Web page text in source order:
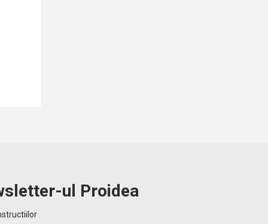
ul Proidea